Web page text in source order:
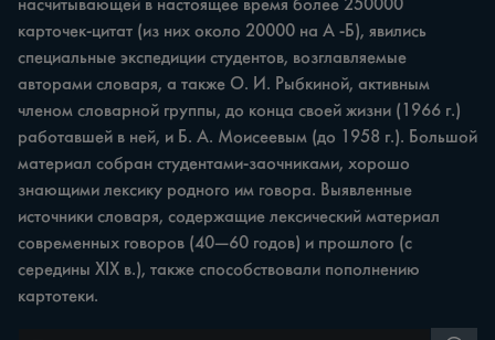
насчитываю­щей в настоящее время более 250000
карточек-цитат (из них около 20000 на А -Б), явились
специальные экспедиции студентов, возглавляемые
авторами словаря, а также О. И. Рыбкиной, активным
членом словарной группы, до конца своей жизни (1966 г.)
работавшей в ней, и Б. А. Мои­сеевым (до 1958 г.). Большой
материал собран студентами-заочниками, хорошо
знающими лексику родного им говора. Выявленные
источники словаря, содержащие лексический материал
современных говоров (40—60 годов) и прошлого (с
середины XIX в.), также способствовали пополнению
картотеки.